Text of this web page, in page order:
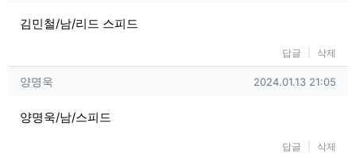
김민철/남/리드 스피드
답글 삭제
양명욱님의 댓글
양명욱 작성일
2024.01.13 21:05
양명욱/남/스피드
답글 삭제